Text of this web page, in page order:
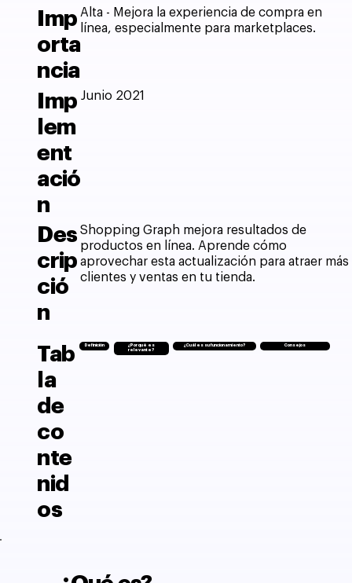
Imp
orta
ncia
Alta - Mejora la experiencia de compra en
línea, especialmente para marketplaces.
Imp
lem
ent
ació
n
Junio 2021
Des
crip
ció
n
Shopping Graph mejora resultados de
productos en línea. Aprende cómo
aprovechar esta actualización para atraer más
clientes y ventas en tu tienda.
Tab
la
de
co
nte
nid
os
Definición
¿Por qué es
relevante?
¿Cuál es su funcionamiento? Consejos